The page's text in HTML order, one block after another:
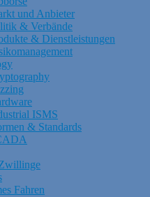
und Anbieter
& Verbände
& Dienstleistungen
ISMS
& Standards
Fahren